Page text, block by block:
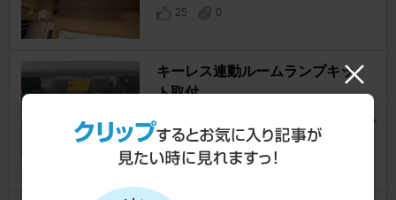
25
0
キーレス連動ルームランプキッ
ト取付
480skipさん
27
0